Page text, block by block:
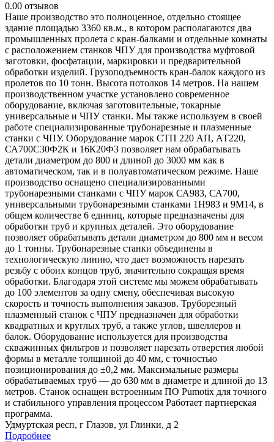
0.00 отзывов
Наше производство это полноценное, отдельно стоящее
здание площадью 3360 кв.м., в котором располагаются два
промышленных пролета с кран-балками и отдельные комнаты
с расположением станков ЧПУ для производства муфтовой
заготовки, фосфатации, маркировки и предварительной
обработки изделий. Грузоподъемность кран-балок каждого из
пролетов по 10 тонн. Высота потолков 14 метров. На нашем
производственном участке установлено современное
оборудование, включая заготовительные, токарные
универсальные и ЧПУ станки. Мы также используем в своей
работе специализированные трубонарезные и плазменные
станки с ЧПУ. Оборудование марок СТП 220 АП, АТ220,
СА700С30Ф2К и 16К20Ф3 позволяет нам обрабатывать
детали диаметром до 800 и длиной до 3000 мм как в
автоматическом, так и в полуавтоматическом режиме. Наше
производство оснащено специализированными
трубонарезными станками с ЧПУ марок СА983, СА700,
универсальными трубонарезными станками 1Н983 и 9М14, в
общем количестве 6 единиц, которые предназначены для
обработки труб и крупных деталей. Это оборудование
позволяет обрабатывать детали диаметром до 800 мм и весом
до 1 тонны. Трубонарезные станки объединены в
технологическую линию, что дает возможность нарезать
резьбу с обоих концов труб, значительно сокращая время
обработки. Благодаря этой системе мы можем обрабатывать
до 100 элементов за одну смену, обеспечивая высокую
скорость и точность выполнения заказов. Труборезный
плазменный станок с ЧПУ предназначен для обработки
квадратных и круглых труб, а также углов, швеллеров и
балок. Оборудование используется для производства
скважинных фильтров и позволяет нарезать отверстия любой
формы в металле толщиной до 40 мм, с точностью
позиционирования до ±0,2 мм. Максимальные размеры
обрабатываемых труб — до 630 мм в диаметре и длиной до 13
метров. Станок оснащен встроенным ПО Pumotix для точного
и стабильного управления процессом Работает партнерская
программа.
Удмуртская респ, г Глазов, ул Глинки, д 2
Подробнее